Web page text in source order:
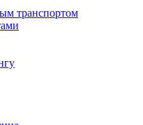
транспортом